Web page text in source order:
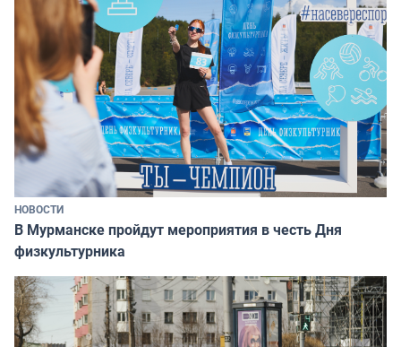
НОВОСТИ
В Мурманске пройдут мероприятия в честь Дня
физкультурника